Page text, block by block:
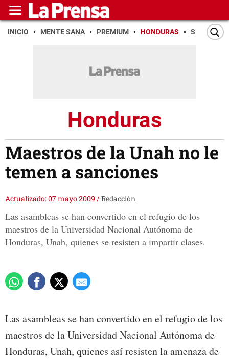
INICIO MENTE SANA PREMIUM HONDURAS SAN PEDRO
Honduras
Maestros de la Unah no le
temen a sanciones
Actualizado: 07 mayo 2009 /Redacción
Las asambleas se han convertido en el refugio de los
maestros de la Universidad Nacional Autónoma de
Honduras, Unah, quienes se resisten a impartir clases.
Las asambleas se han convertido en el refugio de los
maestros de la Universidad Nacional Autónoma de
Honduras, Unah, quienes así resisten la amenaza de